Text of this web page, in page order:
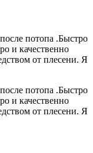
потопа .Быстро
и качественно
от плесени. Я
потопа .Быстро
и качественно
от плесени. Я